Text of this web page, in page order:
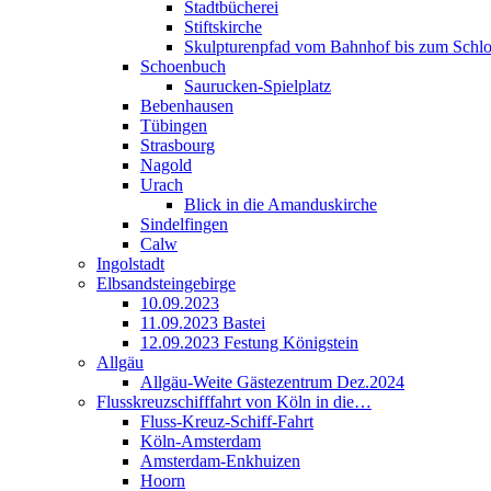
Stadtbücherei
Stiftskirche
Skulpturenpfad vom Bahnhof bis zum
Schoenbuch
Saurucken-Spielplatz
Bebenhausen
Tübingen
Strasbourg
Nagold
Urach
Blick in die Amanduskirche
Sindelfingen
Calw
Ingolstadt
Elbsandsteingebirge
10.09.2023
11.09.2023 Bastei
12.09.2023 Festung Königstein
Allgäu
Allgäu-Weite Gästezentrum Dez.2024
Flusskreuzschifffahrt von Köln in die…
Fluss-Kreuz-Schiff-Fahrt
Köln-Amsterdam
Amsterdam-Enkhuizen
Hoorn